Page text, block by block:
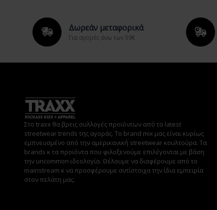
Δωρεάν μεταφορικά
Για αγορές άνω των 59€
Στο traxx θα βρεις συλλογές προϊόντων από τα latest
streetwear trends της αγοράς. Το brand mix μας είναι κυρίως
εμπνευσμένο από την αμερικανική streetwear κουλτούρα. Τα
brands κ τα προϊόντα που φιλοξενούμε επιλέγονται με βάση
την uncommon ιδεολογία. Θέλουμε να διαφέρουμε από το
mainstream κ να προσφέρουμε αντίστοιχα την ίδια εμπειρία
στον πελάτη μας.